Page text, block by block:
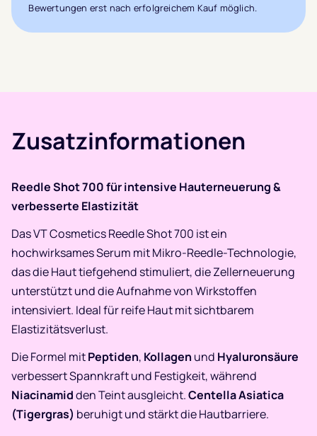
Bewertungen erst nach erfolgreichem Kauf möglich.
Zusatzinformationen
Reedle Shot 700 für intensive Hauterneuerung &
verbesserte Elastizität
Das VT Cosmetics Reedle Shot 700 ist ein
hochwirksames Serum mit Mikro-Reedle-Technologie,
das die Haut tiefgehend stimuliert, die Zellerneuerung
unterstützt und die Aufnahme von Wirkstoffen
intensiviert. Ideal für reife Haut mit sichtbarem
Elastizitätsverlust.
Die Formel mitPeptiden, Kollagen und Hyaluronsäure
verbessert Spannkraft und Festigkeit, während
Niacinamidden Teint ausgleicht.Centella Asiatica
(Tigergras) beruhigt und stärkt die Hautbarriere.